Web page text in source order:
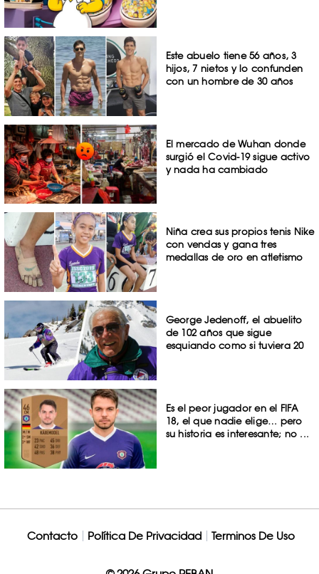
Este abuelo tiene 56 años, 3
hijos, 7 nietos y lo confunden
con un hombre de 30 años
El mercado de Wuhan donde
surgió el Covid-19 sigue activo
y nada ha cambiado
Niña crea sus propios tenis Nike
con vendas y gana tres
medallas de oro en atletismo
George Jedenoff, el abuelito
de 102 años que sigue
esquiando como si tuviera 20
Es el peor jugador en el FIFA
18, el que nadie elige… pero
su historia es interesante; no ...
Contacto Política De Privacidad Terminos De Uso